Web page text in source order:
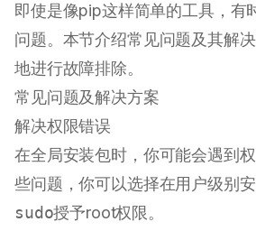
即使是像pip这样简单的工具，有
问题。本节介绍常见问题及其解
地进行故障排除。
常见问题及解决方案
解决权限错误
在全局安装包时，你可能会遇到
些问题，你可以选择在用户级别
sudo授予root权限。